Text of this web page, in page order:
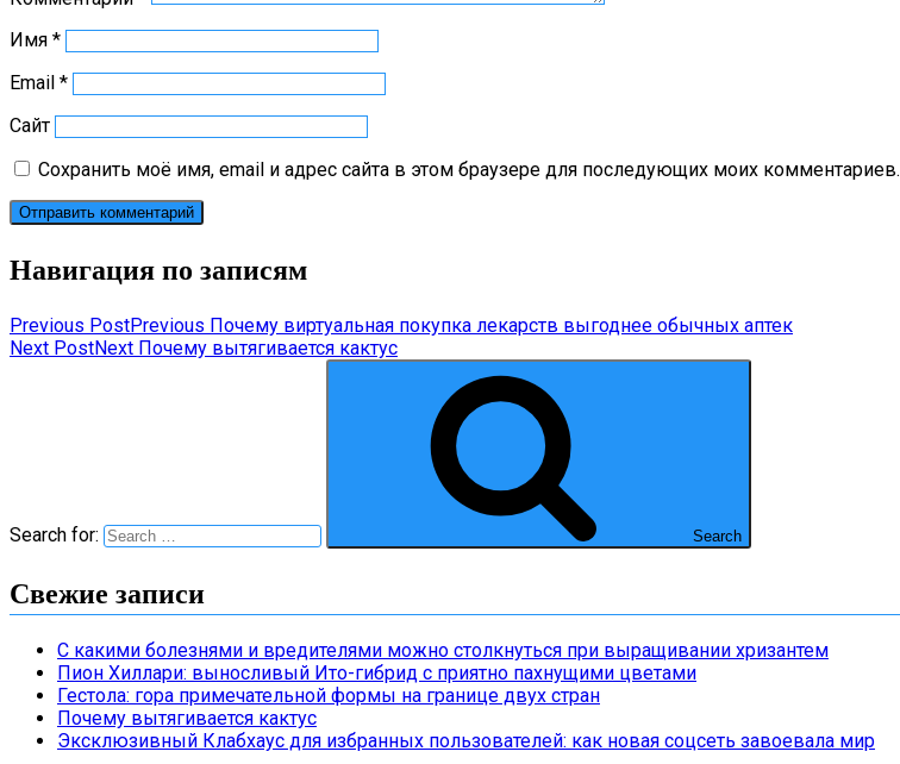
Имя *
Email *
Сайт
Сохранить моё имя, email и адрес сайта в этом браузере для последующих моих комментариев.
Навигация по записям
Previous PostPrevious Почему виртуальная покупка лекарств выгоднее обычных аптек
Next PostNext Почему вытягивается кактус
Search for: Search
Свежие записи
С какими болезнями и вредителями можно столкнуться при выращивании хризантем
Пион Хиллари: выносливый Ито-гибрид с приятно пахнущими цветами
Гестола: гора примечательной формы на границе двух стран
Почему вытягивается кактус
Эксклюзивный Клабхаус для избранных пользователей: как новая соцсеть завоевала мир